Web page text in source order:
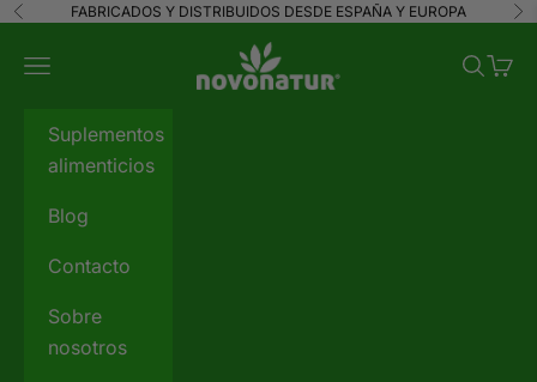
Spring til indhold
Forrige FABRICADOS Y DISTRIBUIDOS DESDE ESPAÑA Y EUROPA
novonatur
Menu Søg
Suplementos
alimenticios
Blog
Contacto
Sobre
nosotros